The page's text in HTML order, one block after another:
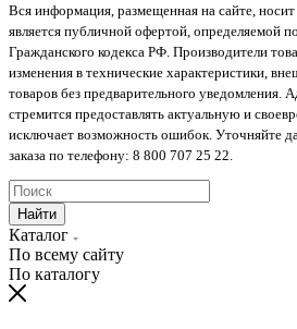
Вся информация, размещенная на сайте,
является публичной офертой, определяемой
Гражданского кодекса РФ. Производители
изменения в технические характеристики,
товаров без предварительного уведомления.
стремится предоставлять актуальную и
исключает возможность ошибок. Уточняйте
заказа по телефону: 8 800 707 25 22.
Найти
Каталог
По всему сайту
По каталогу